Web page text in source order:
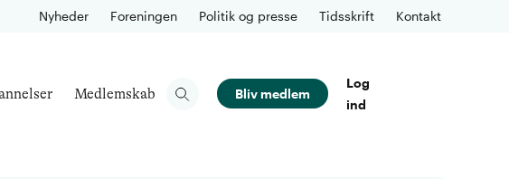
Nyheder Foreningen Politik og presse Tidsskrift Kontakt
Medlemskab Bliv medlem
Log
ind